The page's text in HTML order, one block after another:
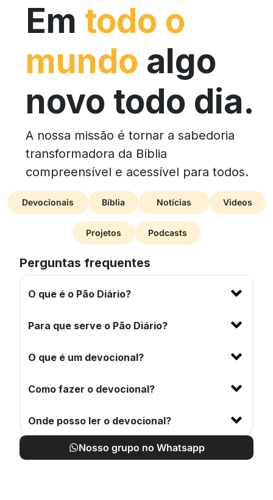
Em todo o
mundo algo
novo todo dia.
A nossa missão é tornar a sabedoria
transformadora da Bíblia
compreensível e acessível para todos.
Devocionais Bíblia Notícias Videos
Projetos Podcasts
Perguntas frequentes
O que é o Pão Diário?
Para que serve o Pão Diário?
O que é um devocional?
Como fazer o devocional?
Onde posso ler o devocional?
Nosso grupo no Whatsapp